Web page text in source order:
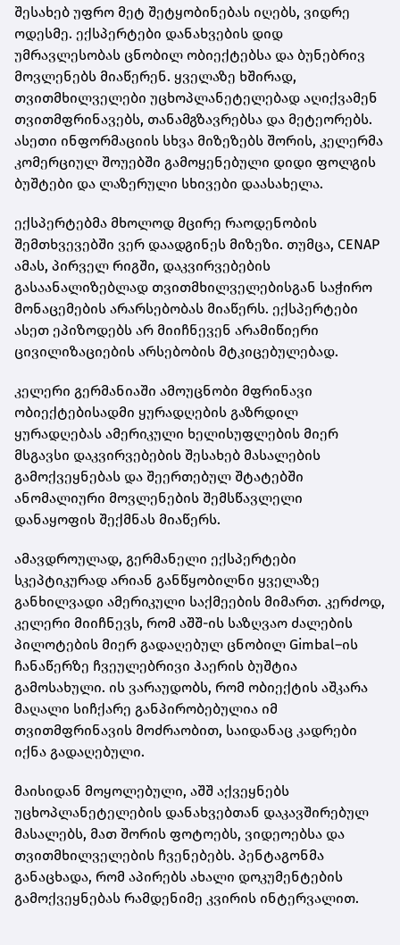
შესახებ უფრო მეტ შეტყობინებას იღებს, ვიდრე
ოდესმე. ექსპერტები დანახვების დიდ
უმრავლესობას ცნობილ ობიექტებსა და ბუნებრივ
მოვლენებს მიაწერენ. ყველაზე ხშირად,
თვითმხილველები უცხოპლანეტელებად აღიქვამენ
თვითმფრინავებს, თანამგზავრებსა და მეტეორებს.
ასეთი ინფორმაციის სხვა მიზეზებს შორის, კელერმა
კომერციულ შოუებში გამოყენებული დიდი ფოლგის
ბუშტები და ლაზერული სხივები დაასახელა.
ექსპერტებმა მხოლოდ მცირე რაოდენობის
შემთხვევებში ვერ დაადგინეს მიზეზი. თუმცა, CENAP
ამას, პირველ რიგში, დაკვირვებების
გასაანალიზებლად თვითმხილველებისგან საჭირო
მონაცემების არარსებობას მიაწერს. ექსპერტები
ასეთ ეპიზოდებს არ მიიჩნევენ არამიწიერი
ცივილიზაციების არსებობის მტკიცებულებად.
კელერი გერმანიაში ამოუცნობი მფრინავი
ობიექტებისადმი ყურადღების გაზრდილ
ყურადღებას ამერიკული ხელისუფლების მიერ
მსგავსი დაკვირვებების შესახებ მასალების
გამოქვეყნებას და შეერთებულ შტატებში
ანომალიური მოვლენების შემსწავლელი
დანაყოფის შექმნას მიაწერს.
ამავდროულად, გერმანელი ექსპერტები
სკეპტიკურად არიან განწყობილნი ყველაზე
განხილვადი ამერიკული საქმეების მიმართ. კერძოდ,
კელერი მიიჩნევს, რომ აშშ-ის საზღვაო ძალების
პილოტების მიერ გადაღებულ ცნობილ Gimbal–ის
ჩანაწერზე ჩვეულებრივი ჰაერის ბუშტია
გამოსახული. ის ვარაუდობს, რომ ობიექტის აშკარა
მაღალი სიჩქარე განპირობებულია იმ
თვითმფრინავის მოძრაობით, საიდანაც კადრები
იქნა გადაღებული.
მაისიდან მოყოლებული, აშშ აქვეყნებს
უცხოპლანეტელების დანახვებთან დაკავშირებულ
მასალებს, მათ შორის ფოტოებს, ვიდეოებსა და
თვითმხილველების ჩვენებებს. პენტაგონმა
განაცხადა, რომ აპირებს ახალი დოკუმენტების
გამოქვეყნებას რამდენიმე კვირის ინტერვალით.